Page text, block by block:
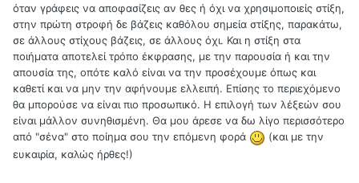
όταν γράφεις να αποφασίζεις αν θες ή όχι να χρησιμοποιείς στίξη,
στην πρώτη στροφή δε βάζεις καθόλου σημεία στίξης, παρακάτω,
σε άλλους στίχους βάζεις, σε άλλους όχι. Και η στίξη στα
ποιήματα αποτελεί τρόπο έκφρασης, με την παρουσία ή και την
απουσία της, οπότε καλό είναι να την προσέχουμε όπως και
καθετί και να μην την αφήνουμε ελλειπή. Επίσης το περιεχόμενο
θα μπορούσε να είναι πιο προσωπικό. Η επιλογή των λέξεών σου
είναι μάλλον συνηθισμένη. Θα μου άρεσε να δω λίγο περισσότερο
από "σένα" στο ποίημα σου την επόμενη φορά
(και με την
ευκαιρία, καλώς ήρθες!)